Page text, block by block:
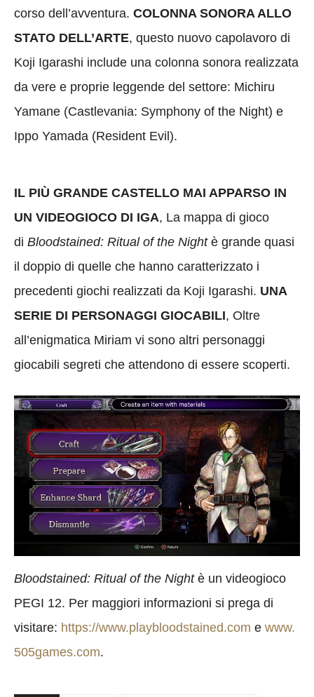
corso dell’avventura. COLONNA SONORA ALLO
STATO DELL’ARTE, questo nuovo capolavoro di
Koji Igarashi include una colonna sonora realizzata
da vere e proprie leggende del settore: Michiru
Yamane (Castlevania: Symphony of the Night) e
Ippo Yamada (Resident Evil).
IL PIÙ GRANDE CASTELLO MAI APPARSO IN
UN VIDEOGIOCO DI IGA, La mappa di gioco
di Bloodstained: Ritual of the Nightè grande quasi
il doppio di quelle che hanno caratterizzato i
precedenti giochi realizzati da Koji Igarashi. UNA
SERIE DI PERSONAGGI GIOCABILI, Oltre
all’enigmatica Miriam vi sono altri personaggi
giocabili segreti che attendono di essere scoperti.
Bloodstained: Ritual of the Night è un videogioco
PEGI 12. Per maggiori informazioni si prega di
visitare: https://www.playbloodstained.com e www.
505games.com.